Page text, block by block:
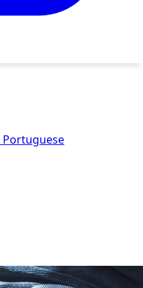
Portuguese